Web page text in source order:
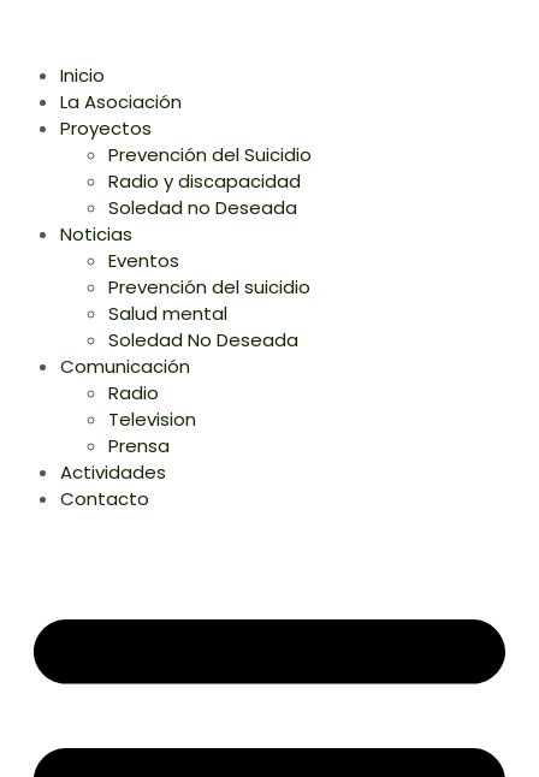
Inicio
La Asociación
Proyectos
Prevención del Suicidio
Radio y discapacidad
Soledad no Deseada
Noticias
Eventos
Prevención del suicidio
Salud mental
Soledad No Deseada
Comunicación
Radio
Television
Prensa
Actividades
Contacto